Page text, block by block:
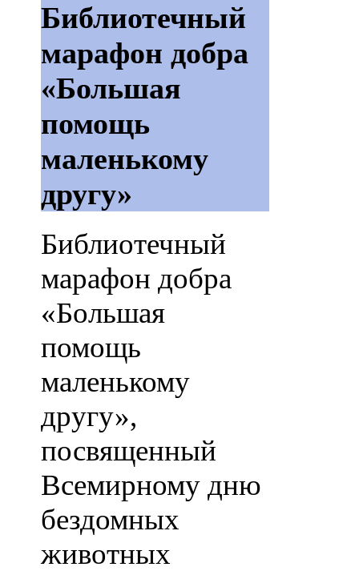
Библиотечный
марафон добра
«Большая
помощь
маленькому
другу»
Библиотечный
марафон добра
«Большая
помощь
маленькому
другу»,
посвященный
Всемирному дню
бездомных
животных